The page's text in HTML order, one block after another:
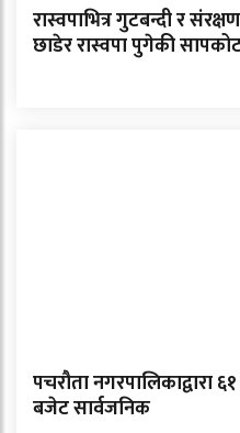
रास्वपाभित्र गुटबन्दी र
छाडेर रास्वपा पुगेकी
पचरौता नगरपालिकाद्वारा
बजेट सार्वजनिक